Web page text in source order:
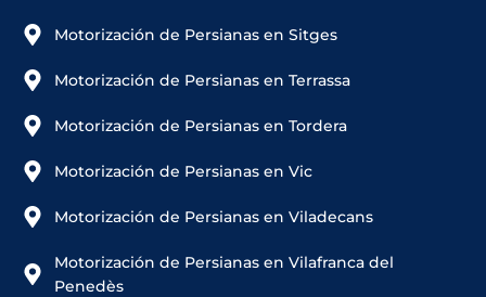
Motorización de Persianas en Sitges
Motorización de Persianas en Terrassa
Motorización de Persianas en Tordera
Motorización de Persianas en Vic
Motorización de Persianas en Viladecans
Motorización de Persianas en Vilafranca del
Penedès